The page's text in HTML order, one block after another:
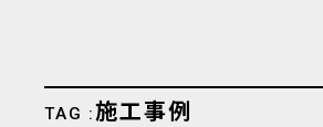
TAG :施工事例